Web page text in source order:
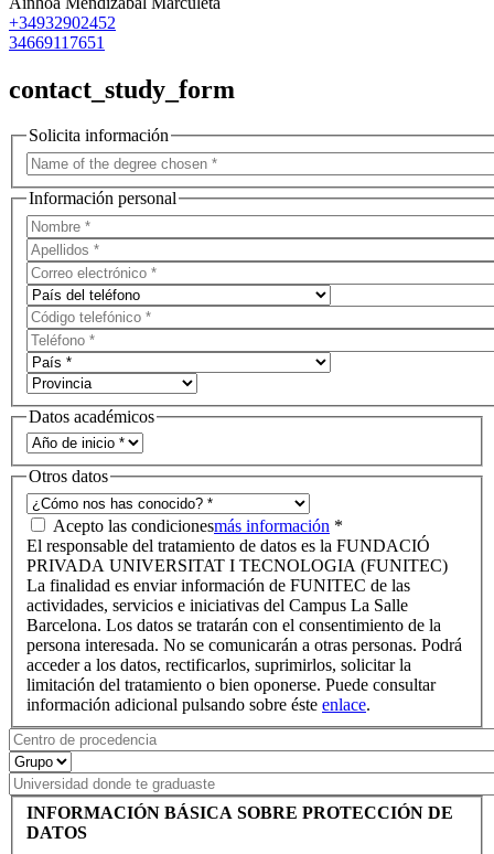
+34932902452
34669117651
contact_study_form
Solicita información
Información personal
Datos académicos
Otros datos
Acepto las condicionesmás información *
El responsable del tratamiento de datos es la FUNDACIÓ
PRIVADA UNIVERSITAT I TECNOLOGIA (FUNITEC)
La finalidad es enviar información de FUNITEC de las
actividades, servicios e iniciativas del Campus La Salle
Barcelona. Los datos se tratarán con el consentimiento de la
persona interesada. No se comunicarán a otras personas. Podrá
acceder a los datos, rectificarlos, suprimirlos, solicitar la
limitación del tratamiento o bien oponerse. Puede consultar
información adicional pulsando sobre éste enlace.
INFORMACIÓN BÁSICA SOBRE PROTECCIÓN DE
DATOS